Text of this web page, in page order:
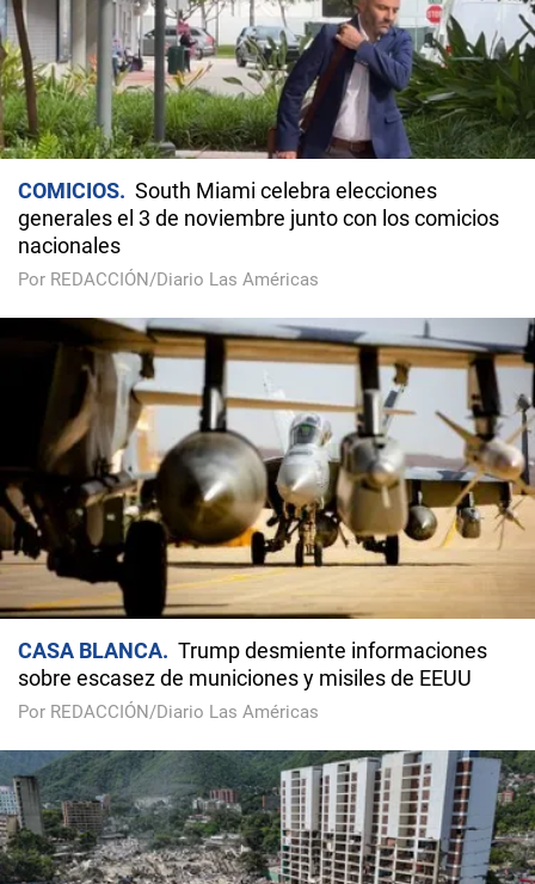
COMICIOS
South Miami celebra elecciones
generales el 3 de noviembre junto con los comicios
nacionales
Por REDACCIÓN/Diario Las Américas
CASA BLANCA
Trump desmiente informaciones
sobre escasez de municiones y misiles de EEUU
Por REDACCIÓN/Diario Las Américas